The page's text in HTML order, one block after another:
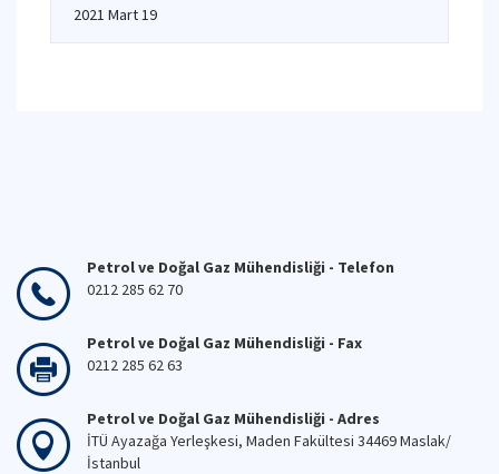
2021 Mart 19
Petrol ve Doğal Gaz Mühendisliği - Telefon
0212 285 62 70
Petrol ve Doğal Gaz Mühendisliği - Fax
0212 285 62 63
Petrol ve Doğal Gaz Mühendisliği - Adres
İTÜ Ayazağa Yerleşkesi, Maden Fakültesi 34469 Maslak/
İstanbul